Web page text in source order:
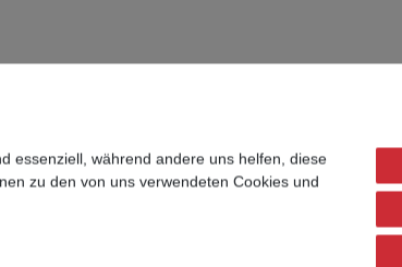
essenziell, während andere uns helfen, diese
zu den von uns verwendeten Cookies und